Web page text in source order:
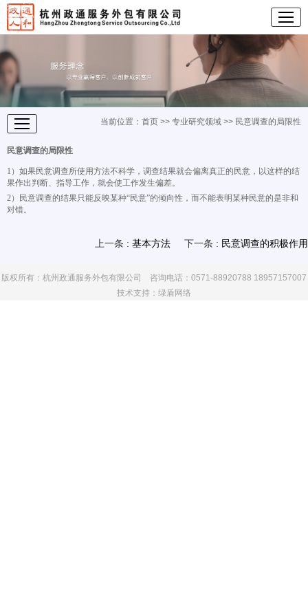
当前位置： 首页 >> 专业研究领域 >> 民意调查的局限性
民意调查的局限性
1）如果民意调查所使用方法不科学，调查结果就会偏离真正的民意，以这样的结
果作出判断、指导工作，就会使工作发生偏差。
2）民意调查的结果只能反映某种“民意”的倾向性，而不能表明某种民意的是非和
对错。
下一条 : 民意调查的积极作用
上一条 : 基本方法
版权所有：杭州政通服务外包有限公司 咨询电话：0571-88920788 18957157007
技术支持： 绿盾网络